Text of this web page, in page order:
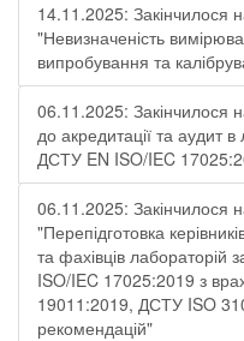
14.11.2025: Закінчилося
"Невизначеність
випробування та
06.11.2025: Закінчилося
до акредитації та аудит
ДСТУ EN ISO/IEC
06.11.2025: Закінчилося
"Перепідготовка
та фахівців
ISO/IEC 17025:2019 з
19011:2019, ДСТУ ISO
рекомендацій"